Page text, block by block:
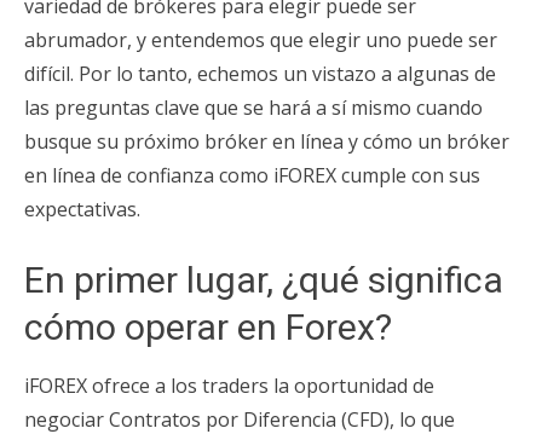
variedad de brókeres para elegir puede ser
abrumador, y entendemos que elegir uno puede ser
difícil. Por lo tanto, echemos un vistazo a algunas de
las preguntas clave que se hará a sí mismo cuando
busque su próximo bróker en línea y cómo un bróker
en línea de confianza como iFOREX cumple con sus
expectativas.
En primer lugar, ¿qué significa
cómo operar en Forex?
iFOREX ofrece a los traders la oportunidad de
negociar Contratos por Diferencia (CFD), lo que